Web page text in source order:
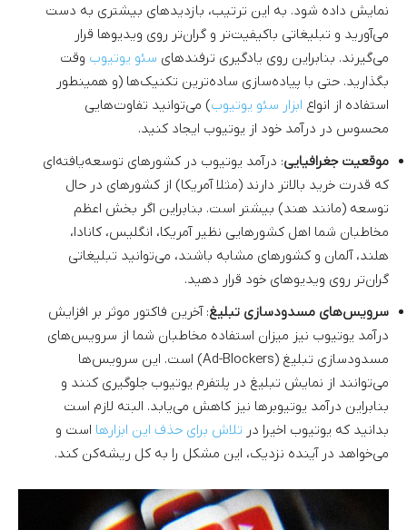
نمایش داده شود. به این ترتیب، بازدیدهای بیشتری به دست
می‌آورید و تبلیغاتی باکیفیت‌تر و گران‌تر روی ویدیوها قرار
می‌گیرند. بنابراین روی یادگیری ترفندهای سئو یوتیوب وقت
بگذارید. حتی با پیاده‌سازی ساده‌ترین تکنیک‌ها (و همینطور
استفاده از انواع ابزار سئو یوتیوب) می‌توانید تفاوت‌هایی
محسوس در درآمد خود از یوتیوب ایجاد کنید.
موقعیت جغرافیایی: درآمد یوتیوب در کشورهای توسعه‌یافته‌ای
که قدرت خرید بالاتر دارند (مثلا آمریکا) از کشورهای در حال
توسعه (مانند هند) بیشتر است. بنابراین اگر بخش اعظم
مخاطبان شما اهل کشورهایی نظیر آمریکا، انگلیس، کانادا،
هلند، آلمان و کشورهای مشابه باشند، می‌توانید تبلیغاتی
گران‌تر روی ویدیوهای خود قرار دهید.
سرویس‌های مسدودسازی تبلیغ: آخرین فاکتور موثر بر افزایش
درآمد یوتیوب نیز میزان استفاده مخاطبان شما از سرویس‌های
مسدودسازی تبلیغ (Ad-Blockers) است. این سرویس‌ها
می‌توانند از نمایش تبلیغ در پلتفرم یوتیوب جلوگیری کنند و
بنابراین درآمد یوتیوبرها نیز کاهش می‌یابد. البته لازم است
بدانید که یوتیوب اخیرا در تلاش برای حذف این ابزارها است و
می‌خواهد در آینده نزدیک، این مشکل را به کل ریشه‌کن کند.